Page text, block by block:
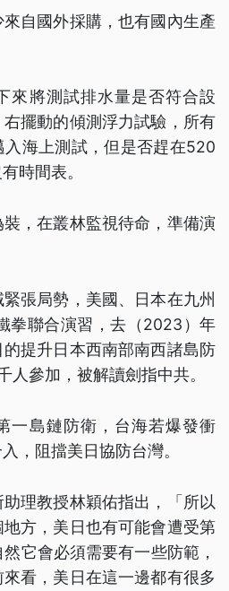
自國外採購，也有國內生產
來將測試排水量是否符合設
擺動的傾測浮力試驗，所有
海上測試，但是否趕在520
時間表。
，在叢林監視待命，準備演
張局勢，美國、日本在九州
拳聯合演習，去（2023）年
提升日本西南部南西諸島防
人參加，被解讀劍指中共。
一島鏈防衛，台海若爆發衝
，阻擋美日協防台灣。
理教授林穎佑指出，「所以
方，美日也有可能會遭受第
它會必須需要有一些防範，
看，美日在這一邊都有很多